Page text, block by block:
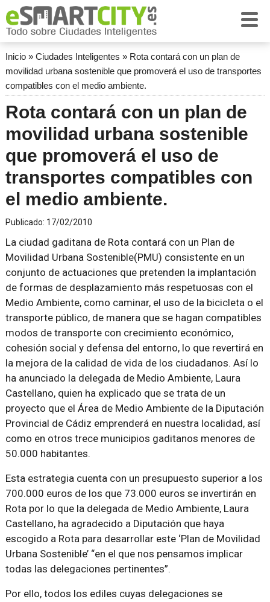
Inicio» Ciudades Inteligentes » Rota contará con un plan de
movilidad urbana sostenible que promoverá el uso de transportes
compatibles con el medio ambiente.
Rota contará con un plan de
movilidad urbana sostenible
que promoverá el uso de
transportes compatibles con
el medio ambiente.
Publicado: 17/02/2010
La ciudad gaditana de Rota contará con un Plan de
Movilidad Urbana Sostenible(PMU) consistente en un
conjunto de actuaciones que pretenden la implantación
de formas de desplazamiento más respetuosas con el
Medio Ambiente, como caminar, el uso de la bicicleta o el
transporte público, de manera que se hagan compatibles
modos de transporte con crecimiento económico,
cohesión social y defensa del entorno, lo que revertirá en
la mejora de la calidad de vida de los ciudadanos. Así lo
ha anunciado la delegada de Medio Ambiente, Laura
Castellano, quien ha explicado que se trata de un
proyecto que el Área de Medio Ambiente de la Diputación
Provincial de Cádiz emprenderá en nuestra localidad, así
como en otros trece municipios gaditanos menores de
50.000 habitantes.
Esta estrategia cuenta con un presupuesto superior a los
700.000 euros de los que 73.000 euros se invertirán en
Rota por lo que la delegada de Medio Ambiente, Laura
Castellano, ha agradecido a Diputación que haya
escogido a Rota para desarrollar este ‘Plan de Movilidad
Urbana Sostenible’ “en el que nos pensamos implicar
todas las delegaciones pertinentes”.
Por ello, todos los ediles cuyas delegaciones se